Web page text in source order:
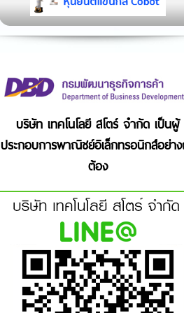
บริษัท เทคโนโลยี สโตร์ จำกัด เป็นผู้
ประกอบการพาณิชย์อิเล็กทรอนิกส์อย่า
ต้อง